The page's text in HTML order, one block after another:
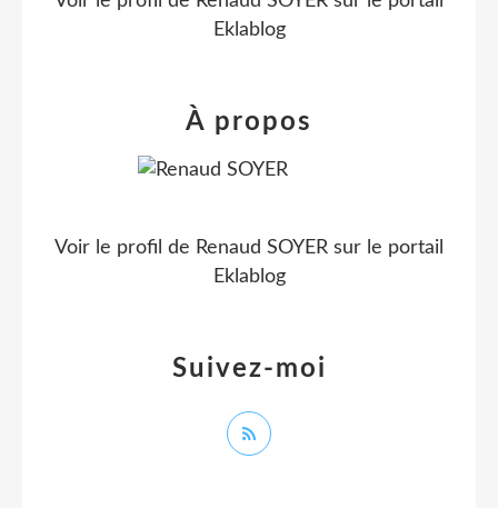
Eklablog
Suivez-moi
À propos
Voir le profil de Renaud SOYER sur le portail
Eklablog